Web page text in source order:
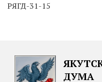
РЯГД-31-15
ДУМА